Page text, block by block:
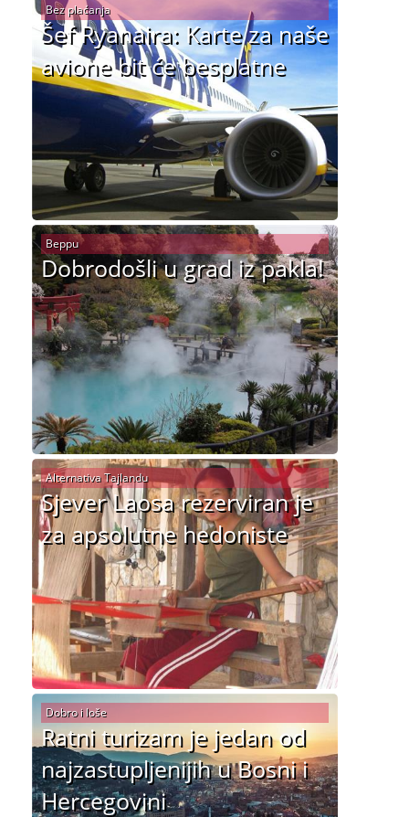
Šef Ryanaira: Karte za naše
avione bit će besplatne
Bez plaćanja
Dobrodošli u grad iz pakla!
Beppu
Sjever Laosa rezerviran je
za apsolutne hedoniste
Alternativa Tajlandu
Ratni turizam je jedan od
najzastupljenijih u Bosni i
Hercegovini
Dobro i loše